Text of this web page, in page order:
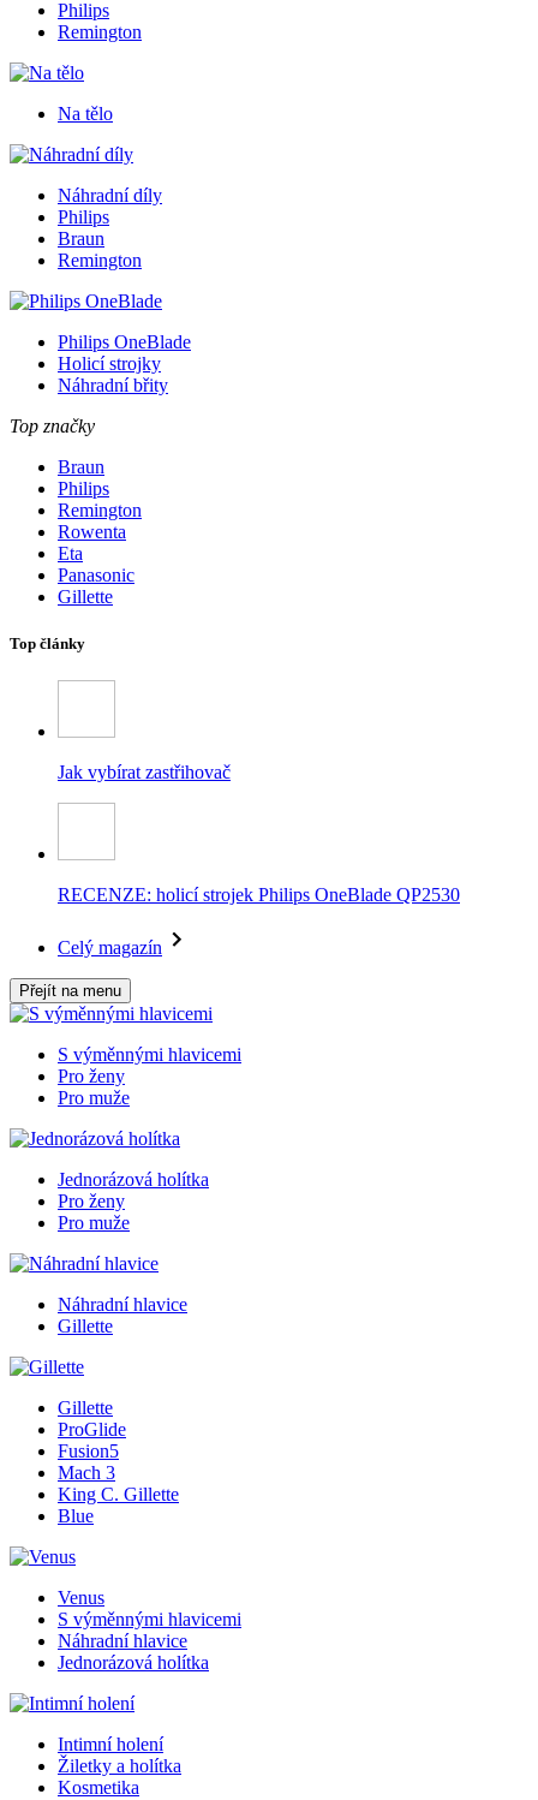
Philips
Remington
Na tělo
Náhradní díly
Philips
Braun
Remington
Philips OneBlade
Holicí strojky
Náhradní břity
Top značky
Braun
Philips
Remington
Rowenta
Eta
Panasonic
Gillette
Top články
Jak vybírat zastřihovač
RECENZE: holicí strojek Philips OneBlade QP2530
Celý magazín
Přejít na menu
S výměnnými hlavicemi
Pro ženy
Pro muže
Jednorázová holítka
Pro ženy
Pro muže
Náhradní hlavice
Gillette
Gillette
ProGlide
Fusion5
Mach 3
King C. Gillette
Blue
Venus
S výměnnými hlavicemi
Náhradní hlavice
Jednorázová holítka
Intimní holení
Žiletky a holítka
Kosmetika